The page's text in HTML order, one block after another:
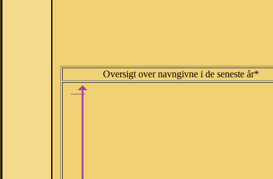
Oversigt over navngivne i de seneste år*